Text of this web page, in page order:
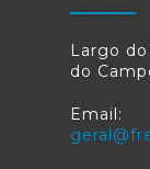
Largo do
do
Email: